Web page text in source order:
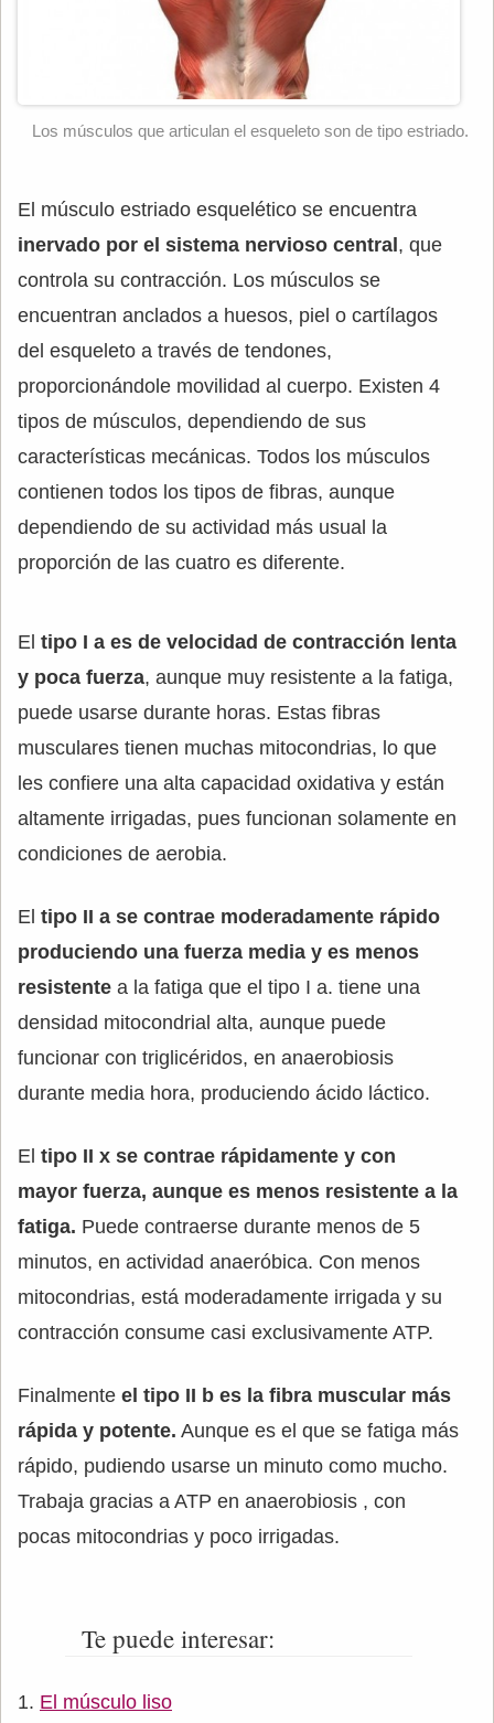
Los músculos que articulan el esqueleto son de tipo estriado.
El músculo estriado esquelético se encuentra
inervado por el sistema nervioso central, que
controla su contracción. Los músculos se
encuentran anclados a huesos, piel o cartílagos
del esqueleto a través de tendones,
proporcionándole movilidad al cuerpo. Existen 4
tipos de músculos, dependiendo de sus
características mecánicas. Todos los músculos
contienen todos los tipos de fibras, aunque
dependiendo de su actividad más usual la
proporción de las cuatro es diferente.
El tipo I a es de velocidad de contracción lenta
y poca fuerza, aunque muy resistente a la fatiga,
puede usarse durante horas. Estas fibras
musculares tienen muchas mitocondrias, lo que
les confiere una alta capacidad oxidativa y están
altamente irrigadas, pues funcionan solamente en
condiciones de aerobia.
El tipo II a se contrae moderadamente rápido
produciendo una fuerza media y es menos
resistente a la fatiga que el tipo I a. tiene una
densidad mitocondrial alta, aunque puede
funcionar con triglicéridos, en anaerobiosis
durante media hora, produciendo ácido láctico.
El tipo II x se contrae rápidamente y con
mayor fuerza, aunque es menos resistente a la
fatiga. Puede contraerse durante menos de 5
minutos, en actividad anaeróbica. Con menos
mitocondrias, está moderadamente irrigada y su
contracción consume casi exclusivamente ATP.
Finalmente el tipo II b es la fibra muscular más
rápida y potente. Aunque es el que se fatiga más
rápido, pudiendo usarse un minuto como mucho.
Trabaja gracias a ATP en anaerobiosis , con
pocas mitocondrias y poco irrigadas.
Te puede interesar:
El músculo liso